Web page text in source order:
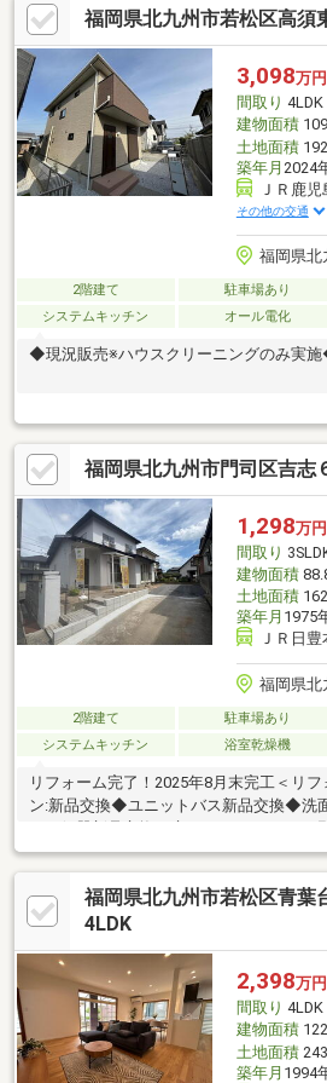
福岡県北九州市若松区高須
3,098万円
間取り 4LDK
建物面積
土地面積
築年月 2024
ＪＲ鹿
その他の交通
福岡県北
2階建て 駐車場あり
システムキッチン
オール電化
◆現況販売※ハウスクリーニングのみ実
福岡県北九州市門司区吉志
1,298万円
間取り
建物面積
土地面積
築年月 1975
ＪＲ日
福岡県北
2階建て 駐車場あり
システムキッチン
浴室乾燥機
リフォーム完了！2025年8月末完工＜リ
ン:新品交換◆ユニットバス新品交換◆洗
クロス貼り替え◆洋室：床フローリング
室内クリーニング◆外壁・屋根塗装◆駐
工事
福岡県北九州市若松区青葉
4LDK
2,398万円
間取り 4LDK
建物面積
土地面積
築年月 1994